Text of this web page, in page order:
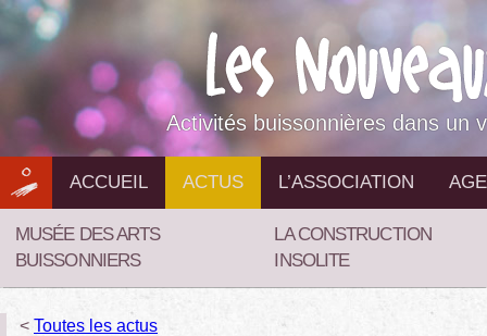
Aller
au
contenu
Activités buissonnières dans un
ACCUEIL ACTUS L’ASSOCIATION
MUSÉE DES ARTS
BUISSONNIERS
LA CONSTRUCTION
INSOLITE
< Toutes les actus